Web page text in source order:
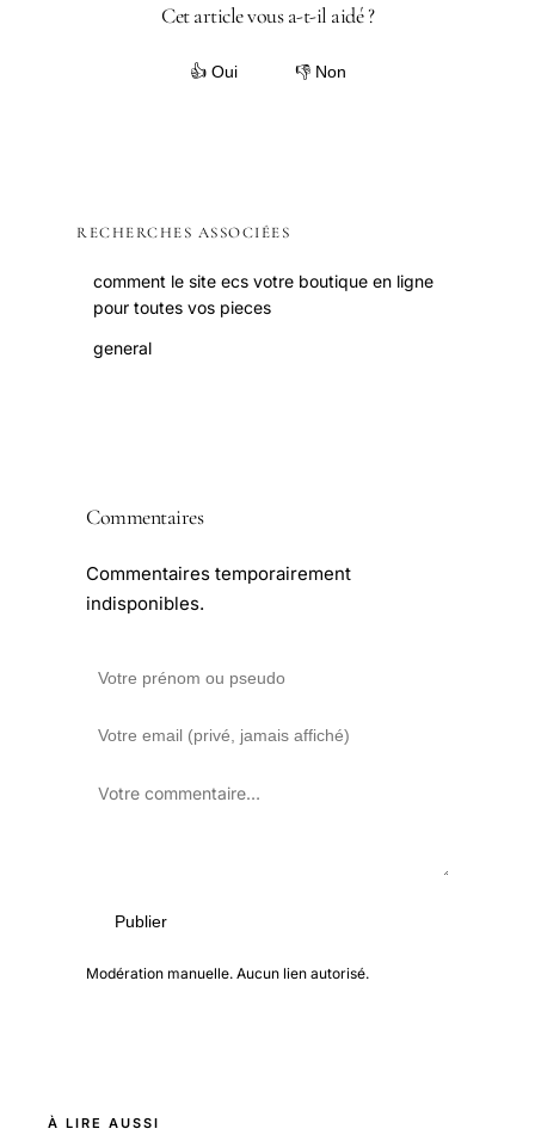
Cet article vous a-t-il aidé ?
👍 Oui 👎 Non
RECHERCHES ASSOCIÉES
comment le site ecs votre boutique en ligne
pour toutes vos pieces
general
Commentaires
Commentaires temporairement
indisponibles.
Publier
Modération manuelle. Aucun lien autorisé.
À LIRE AUSSI